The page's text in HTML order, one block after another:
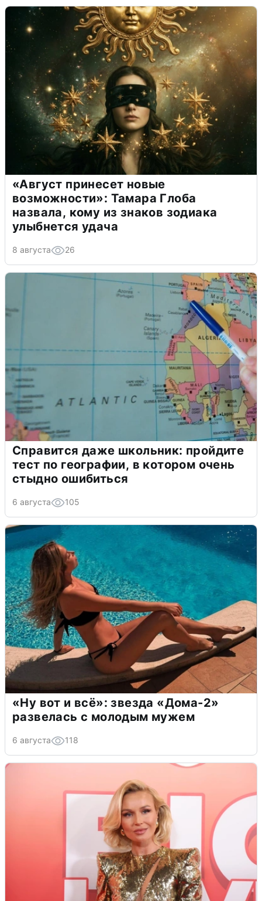
«Август принесет новые
возможности»: Тамара Глоба
назвала, кому из знаков зодиака
улыбнется удача
8 августа 26
Справится даже школьник: пройдите
тест по географии, в котором очень
стыдно ошибиться
6 августа 105
«Ну вот и всё»: звезда «Дома-2»
развелась с молодым мужем
6 августа 118